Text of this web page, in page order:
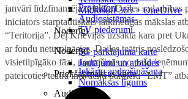
Microsoft 365 + OneDrive
Noderīgi
5G pārklājuma karte
Jautājumi un atbildes
Priekšapmaksas karte
Projektori
Audiosistēmas
TV piederumi
Noderīgi
Iekārtu apdrošināšana
Nomaksas līgums
Audio
janvārī līdzfinansēja tā brīža Dailes sadarbības
iniciators starptautiskais laikmetīgās mākslas
“Teritorija”. Dēļ Krievijas uzsāktā kara pret
ar fondu neturpināsies. Dailes teātris
visietilpīgāko fāzi, nodrošinās no pašu
pateicoties teātra inovāciju partnera “LMT”